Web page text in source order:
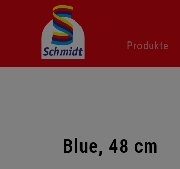
überspringen
Produkte
Blue, 48 cm